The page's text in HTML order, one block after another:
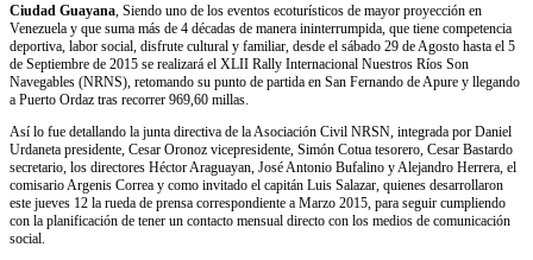
Ciudad Guayana , Siendo uno de los eventos ecoturísticos de mayor proyección en
Venezuela y que suma más de 4 décadas de manera ininterrumpida, que tiene competencia
deportiva, labor social, disfrute cultural y familiar, desde el sábado 29 de Agosto hasta el 5
de Septiembre de 2015 se realizará el XLII Rally Internacional Nuestros Ríos Son
Navegables (NRNS), retomando su punto de partida en San Fernando de Apure y llegando
a Puerto Ordaz tras recorrer 969,60 millas.
Así lo fue detallando la junta directiva de la Asociación Civil NRSN, integrada por Daniel
Urdaneta presidente, Cesar Oronoz vicepresidente, Simón Cotua tesorero, Cesar Bastardo
secretario, los directores Héctor Araguayan, José Antonio Bufalino y Alejandro Herrera, el
comisario Argenis Correa y como invitado el capitán Luis Salazar, quienes desarrollaron
este jueves 12 la rueda de prensa correspondiente a Marzo 2015, para seguir cumpliendo
con la planificación de tener un contacto mensual directo con los medios de comunicación
social.